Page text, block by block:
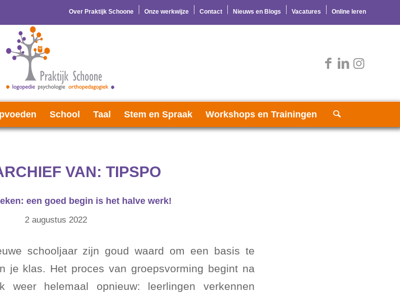
Over Praktijk Schoone Onze werkwijze Contact Nieuws en Blogs Vacatures Online leren
School Taal Stem en Spraak Workshops en Trainingen
VAN: TIPSPO
een goed begin is het halve werk!
2 augustus 2022
schooljaar zijn goud waard om een basis te
je klas. Het proces van groepsvorming begint na
weer helemaal opnieuw: leerlingen verkennen